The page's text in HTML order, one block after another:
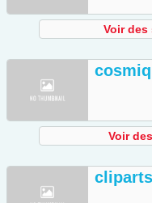
Voir des
Voir